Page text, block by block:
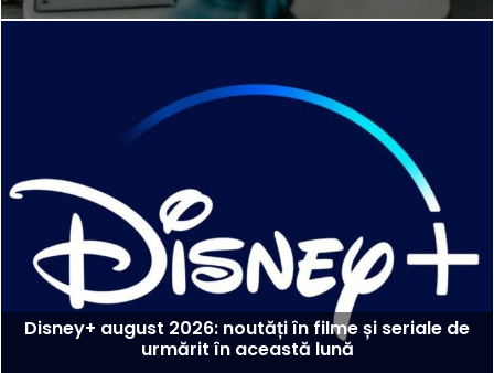
Disney+ august 2026: noutăți în filme și seriale de
urmărit în această lună